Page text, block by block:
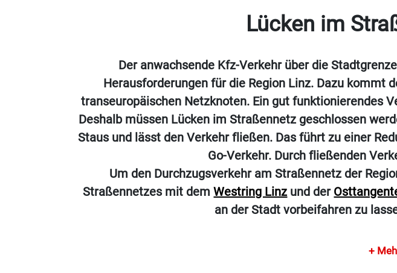
Lücken im
Der anwachsende Kfz-Verkehr über die
Herausforderungen für die Region Linz. Dazu kommt
transeuropäischen Netzknoten. Ein gut funktionierendes
Deshalb müssen Lücken im Straßennetz geschlossen
Staus und lässt den Verkehr fließen. Das führt zu einer
Go-Verkehr. Durch fließenden
Um den Durchzugsverkehr am Straßennetz der
Straßennetzes mit demWestring Linz und der
an der Stadt vorbeifahren zu
Wie kann es trotzdem gelingen, die Luftschadstoff-
+